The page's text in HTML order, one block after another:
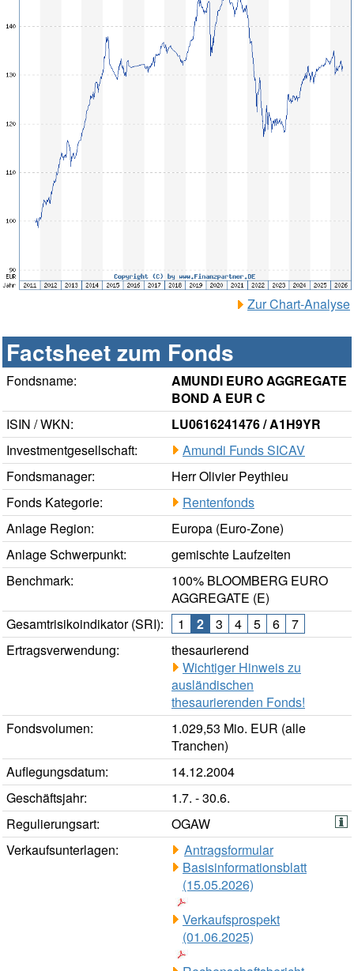
Zur Chart-Analyse
Factsheet zum Fonds
Fondsname:
AMUNDI EURO AGGREGATE
BOND A EUR C
ISIN / WKN:
LU0616241476 / A1H9YR
Investmentgesellschaft:
Amundi Funds SICAV
Fondsmanager:
Herr Olivier Peythieu
Fonds Kategorie:
Rentenfonds
Anlage Region:
Europa (Euro-Zone)
Anlage Schwerpunkt:
gemischte Laufzeiten
Benchmark:
100% BLOOMBERG EURO
AGGREGATE (E)
Gesamtrisikoindikator (SRI):
1 2 3 4 5 6
7
Ertragsverwendung:
thesaurierend
Wichtiger Hinweis zu
ausländischen
thesaurierenden Fonds!
Fondsvolumen:
1.029,53 Mio. EUR (alle
Tranchen)
Auflegungsdatum:
14.12.2004
Geschäftsjahr:
1.7. - 30.6.
Regulierungsart:
OGAW
Verkaufsunterlagen:
Antragsformular
Basisinformationsblatt
(15.05.2026)
Verkaufsprospekt
(01.06.2025)